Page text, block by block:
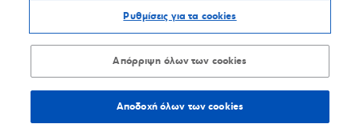
30% για τις περιφερειακές ενότητες Ροδόπης και
απαλλαγής 70%.
Στα επενδυτικά σχέδια που υλοποιούνται από μικρές
και πολύ μικρές επιχειρήσειςκαι για το μέρος που
Ρυθμίσεις για τα cookies
Απόρριψη όλων των cookies
Αποδοχή όλων των cookies